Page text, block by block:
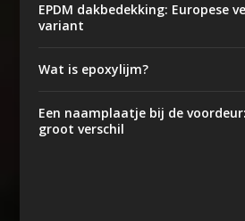
EPDM dakbedekking: Europese
variant
Wat is epoxylijm?
Een naamplaatje bij de
groot verschil